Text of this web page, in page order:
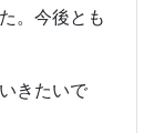
。今後とも
きたいで